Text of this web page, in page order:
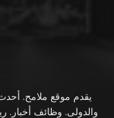
يقدم موقع ملامح.
والدولى. وظائف أخبار.